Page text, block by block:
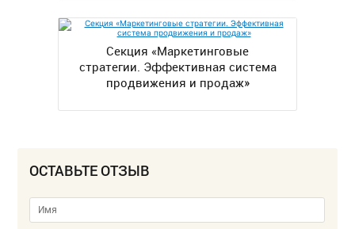
Секция «Маркетинговые
стратегии. Эффективная система
продвижения и продаж»
ОСТАВЬТЕ ОТЗЫВ